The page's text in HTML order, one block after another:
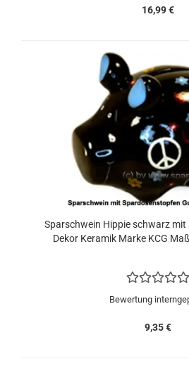
16,99 €
Sparschwein Hippie schwarz mit
Dekor Keramik Marke KCG
Bewertung
9,35 €